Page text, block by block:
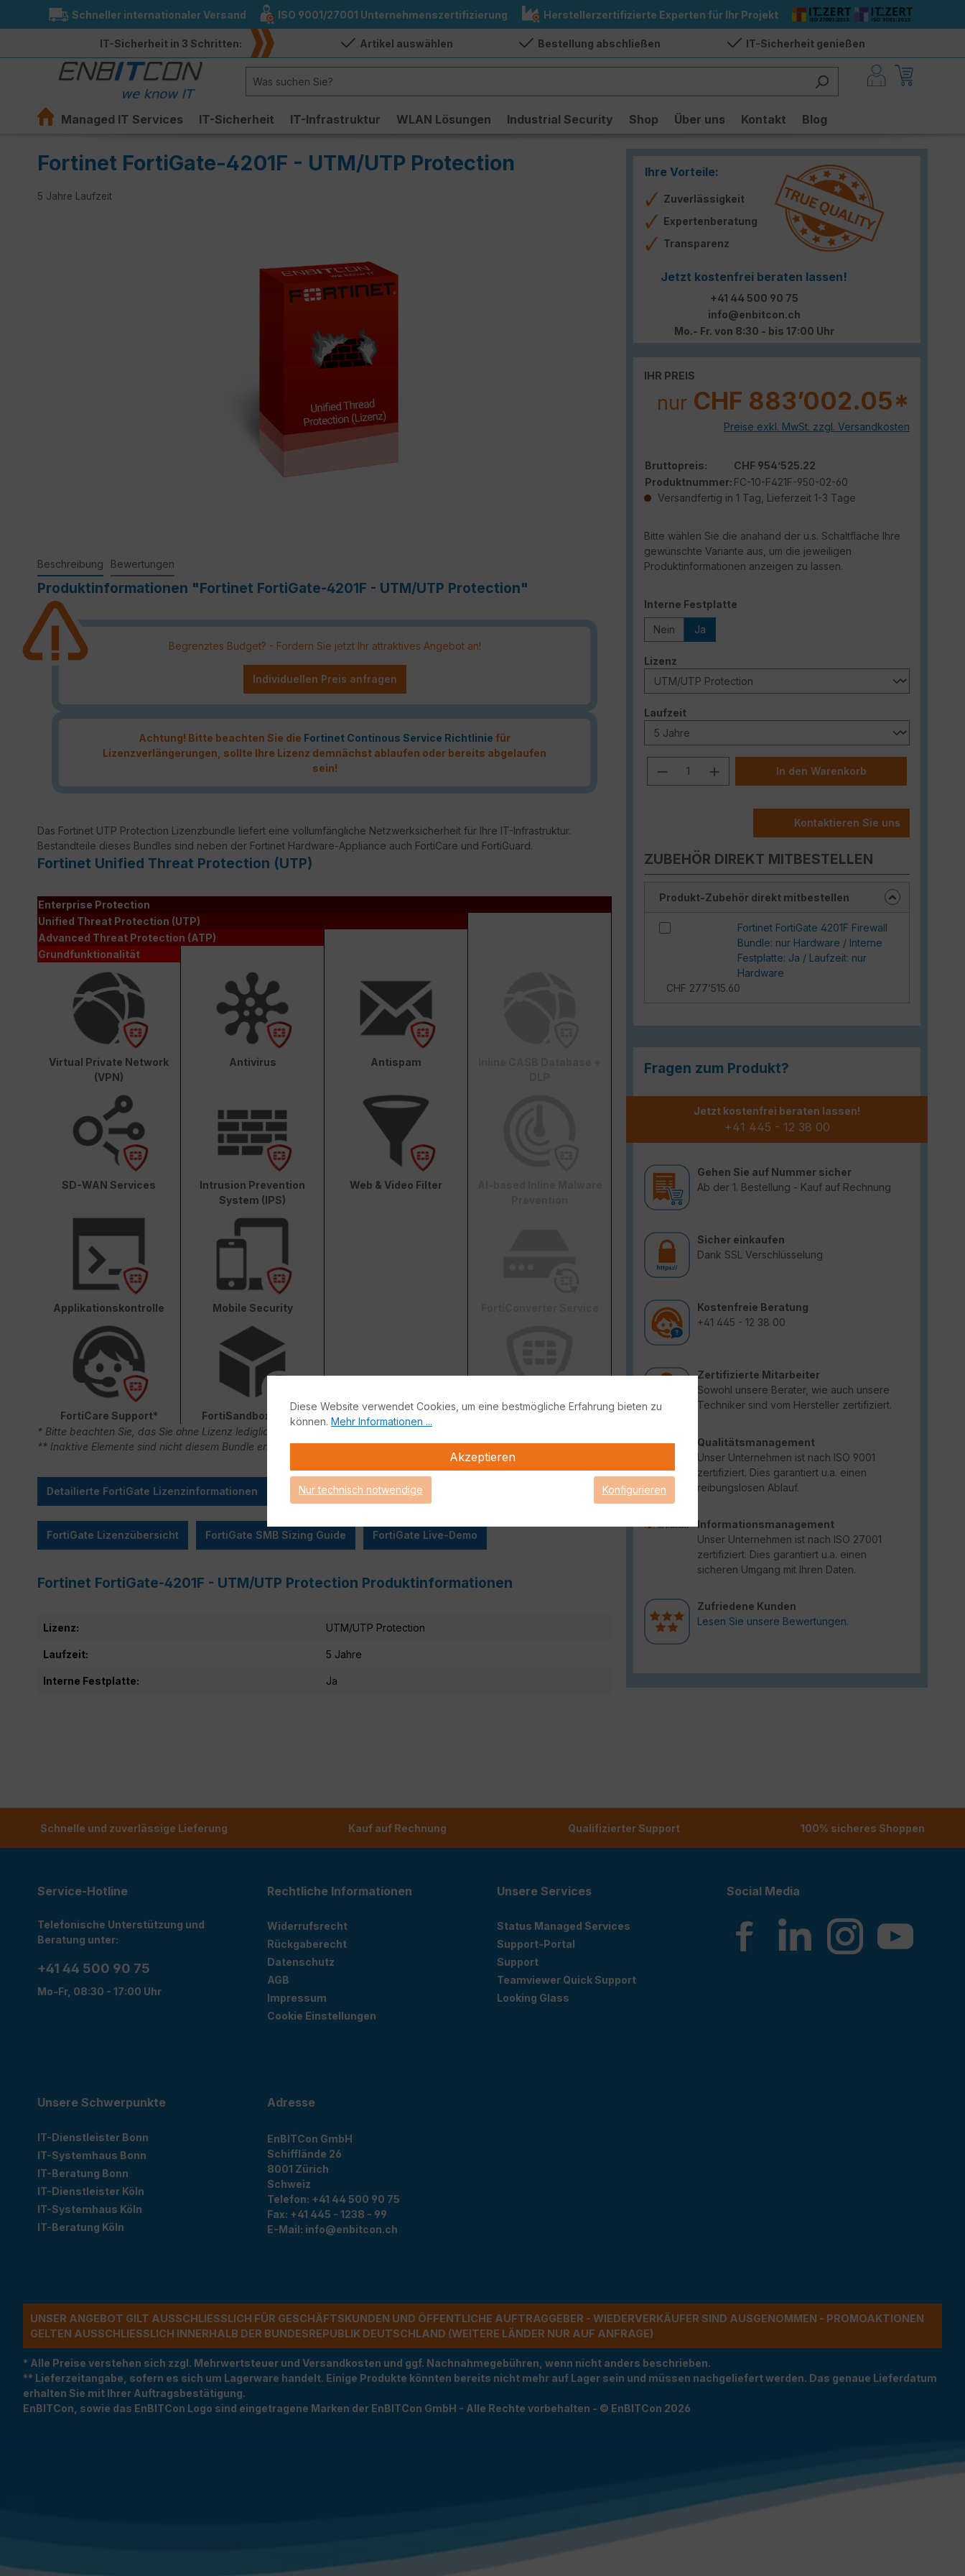
Zur Hauptnavigation springen
Schneller internationaler Versand ISO 9001/27001 Unternehmenszertifizierung Herstellerzertifizierte Experten für Ihr Projekt
IT-Sicherheit in 3 Schritten: Artikel auswählen Bestellung abschließen IT-Sicherheit genießen
Managed IT Services IT-Sicherheit IT-Infrastruktur WLAN Lösungen Industrial Security Shop Über uns Kontakt Blog
Fortinet FortiGate-4201F - UTM/UTP Protection
5 Jahre Laufzeit
Ihre Vorteile:
Zuverlässigkeit
Expertenberatung
Transparenz
Jetzt kostenfrei beraten lassen!
+41 44 500 90 75
info@enbitcon.ch
Mo.- Fr. von 8:30 - bis 17:00 Uhr
IHR PREIS
nur CHF 883’002.05*
Preise exkl. MwSt. zzgl. Versandkosten
Bruttopreis:
CHF 954’525.22
Produktnummer: FC-10-F421F-950-02-60
Versandfertig in 1 Tag, Lieferzeit 1-3 Tage
Bitte wählen Sie die anahand der u.s. Schaltfläche Ihre
gewünschte Variante aus, um die jeweiligen
Produktinformationen anzeigen zu lassen.
Interne Festplatte
Nein Ja
Lizenz
Laufzeitauswählen
Produkt Anzahl: Gib den
In den Warenkorb
Kontaktieren Sie uns
ZUBEHÖR DIREKT MITBESTELLEN
Produkt-Zubehör direkt mitbestellen
Fortinet FortiGate 4201F Firewall
Bundle: nur Hardware / Interne
Festplatte: Ja / Laufzeit: nur
Hardware
CHF 277’515.60
Fragen zum Produkt?
Jetzt kostenfrei beraten lassen!
+41 445 - 12 38 00
Gehen Sie auf Nummer sicher
Ab der 1. Bestellung - Kauf auf Rechnung
Sicher einkaufen
Dank SSL Verschlüsselung
Kostenfreie Beratung
+41 445 - 12 38 00
Zertifizierte Mitarbeiter
Sowohl unsere Berater, wie auch unsere
Techniker sind vom Hersteller zertifiziert.
Qualitätsmanagement
Unser Unternehmen ist nach ISO 9001
zertifiziert. Dies garantiert u.a. einen
reibungslosen Ablauf.
Informationsmanagement
Unser Unternehmen ist nach ISO 27001
zertifiziert. Dies garantiert u.a. einen
sicheren Umgang mit Ihren Daten.
Zufriedene Kunden
Lesen Sie unsere Bewertungen.
Beschreibung Bewertungen
Produktinformationen "Fortinet FortiGate-4201F - UTM/UTP Protection"
Begrenztes Budget? - Fordern Sie jetzt Ihr attraktives Angebot an!
Individuellen Preis anfragen
Achtung! Bitte beachten Sie die Fortinet Continous Service Richtlinie für
Lizenzverlängerungen, sollte Ihre Lizenz demnächst ablaufen oder bereits abgelaufen
sein!
Das Fortinet UTP Protection Lizenzbundle liefert eine vollumfängliche Netzwerksicherheit für Ihre IT-Infrastruktur.
Bestandteile dieses Bundles sind neben der Fortinet Hardware-Appliance auch FortiCare und FortiGuard.
Fortinet Unified Threat Protection (UTP)
Enterprise Protection
Unified Threat Protection (UTP)
Advanced Threat Protection (ATP)
Grundfunktionalität
Virtual Private Network
(VPN)
Antivirus Antispam
SD-WAN Services
Intrusion Prevention
System (IPS)
Web & Video Filter
Applikationskontrolle Mobile Security
FortiCare Support* FortiSandbox Cloud
Attack Surface Security
* Bitte beachten Sie, das Sie ohne Lizenz lediglich 90 Tage von FortiCare Support gebrauch machen können.
** Inaktive Elemente sind nicht diesem Bundle enthalten.
Detailierte FortiGate Lizenzinformationen
FortiGate Lizenzübersicht FortiGate SMB Sizing Guide FortiGate Live-Demo
Fortinet FortiGate-4201F - UTM/UTP Protection Produktinformationen
Lizenz: UTM/UTP Protection
Laufzeit: 5 Jahre
Interne Festplatte: Ja
Schnelle und zuverlässige Lieferung Kauf auf Rechnung Qualifizierter Support 100% sicheres Shoppen
Service-Hotline
Telefonische Unterstützung und
Beratung unter:
+41 44 500 90 75
Mo-Fr, 08:30 - 17:00 Uhr
Rechtliche Informationen
Widerrufsrecht
Rückgaberecht
Datenschutz
AGB
Impressum
Cookie Einstellungen
Unsere Services
Status Managed Services
Support-Portal
Support
Teamviewer Quick Support
Looking Glass
Social Media
Unsere Schwerpunkte
IT-Dienstleister Bonn
IT-Systemhaus Bonn
IT-Beratung Bonn
IT-Dienstleister Köln
IT-Systemhaus Köln
IT-Beratung Köln
Adresse
EnBITCon GmbH
Schifflände 26
8001 Zürich
Schweiz
Telefon: +41 44 500 90 75
Fax: +41 445 - 1238 - 99
E-Mail: info@enbitcon.ch
UNSER ANGEBOT GILT AUSSCHLIESSLICH FÜR GESCHÄFTSKUNDEN UND ÖFFENTLICHE AUFTRAGGEBER - WIEDERVERKÄUFER SIND AUSGENOMMEN - PROMOAKTIONEN G
ELTEN AUSSCHLIESSLICH INNERHALB DER BUNDESREPUBLIK DEUTSCHLAND (WEITERE LÄNDER NUR AUF ANFRAGE)
* Alle Preise verstehen sich zzgl. Mehrwertsteuer und Versandkosten und ggf. Nachnahmegebühren, wenn nicht anders beschrieben.
** Lieferzeitangabe, sofern es sich um Lagerware handelt. Einige Produkte könnten bereits nicht mehr auf Lager sein und müssen nachgeliefert werden. Das genaue Lieferdatum
erhalten Sie mit Ihrer Auftragsbestätigung.
EnBITCon, sowie das EnBITCon Logo sind eingetragene Marken der EnBITCon GmbH - Alle Rechte vorbehalten - © EnBITCon 2026
Diese Website verwendet Cookies, um eine bestmögliche Erfahrung bieten zu
können. Mehr Informationen ...
Akzeptieren
Nur technisch notwendige Konfigurieren